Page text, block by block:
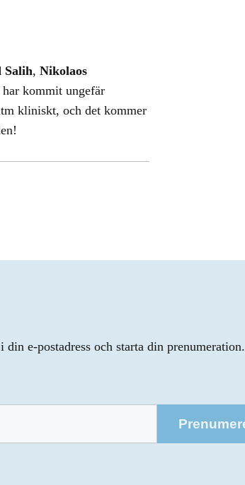
Salih, Nikolaos
har kommit ungefär
kliniskt, och det kommer
e-postadress och starta din prenumeration.